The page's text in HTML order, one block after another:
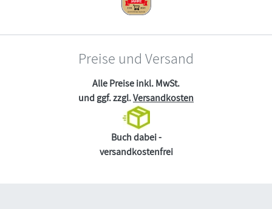
Preise und Versand
Alle Preise inkl. MwSt.
und ggf. zzgl.Versandkosten
Buch dabei -
versandkostenfrei